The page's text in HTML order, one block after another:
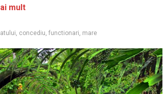
mult
concediu functionari mare